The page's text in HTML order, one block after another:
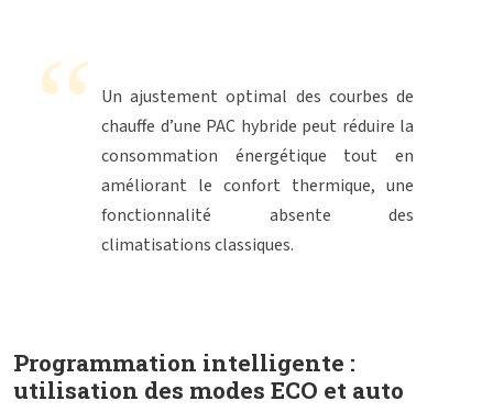
Un ajustement optimal des courbes de
chauffe d’une PAC hybride peut réduire la
consommation énergétique tout en
améliorant le confort thermique, une
fonctionnalité absente des
climatisations classiques.
Programmation intelligente :
utilisation des modes ECO et auto